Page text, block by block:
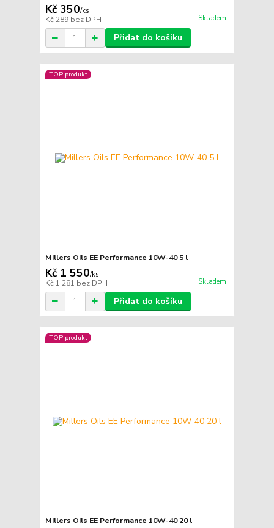
Kč 350/ks
Kč 289 bez DPH Skladem
Přidat do košíku
TOP produkt
Millers Oils EE Performance 10W-40 5 l
Kč 1 550/ks
Kč 1 281 bez DPH Skladem
Přidat do košíku
TOP produkt
Millers Oils EE Performance 10W-40 20 l